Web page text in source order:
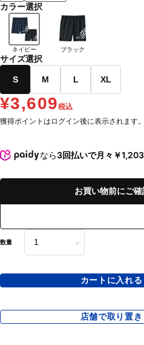
カラー選択
ネイビー ブラック
サイズ選択
S M L XL
¥3,609税込
獲得ポイントはログイン後に表示されます。
なら3回払いで月々￥1,203
お買い物前にご
数量
カートに入れる
店舗で取り置き